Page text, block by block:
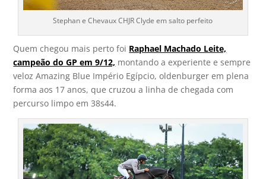
Stephan e Chevaux CHJR Clyde em salto perfeito
Quem chegou mais perto foi Raphael Machado Leite,
campeão do GP em 9/12, montando a experiente e sempre
veloz Amazing Blue Império Egípcio, oldenburger em plena
forma aos 17 anos, que cruzou a linha de chegada com
percurso limpo em 38s44.